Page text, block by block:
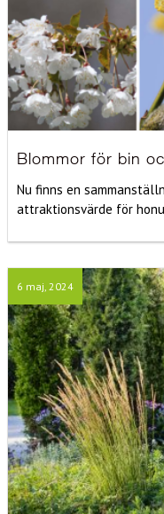
Blommor för bin
Nu finns en
attraktionsvärde för
6 maj, 2024